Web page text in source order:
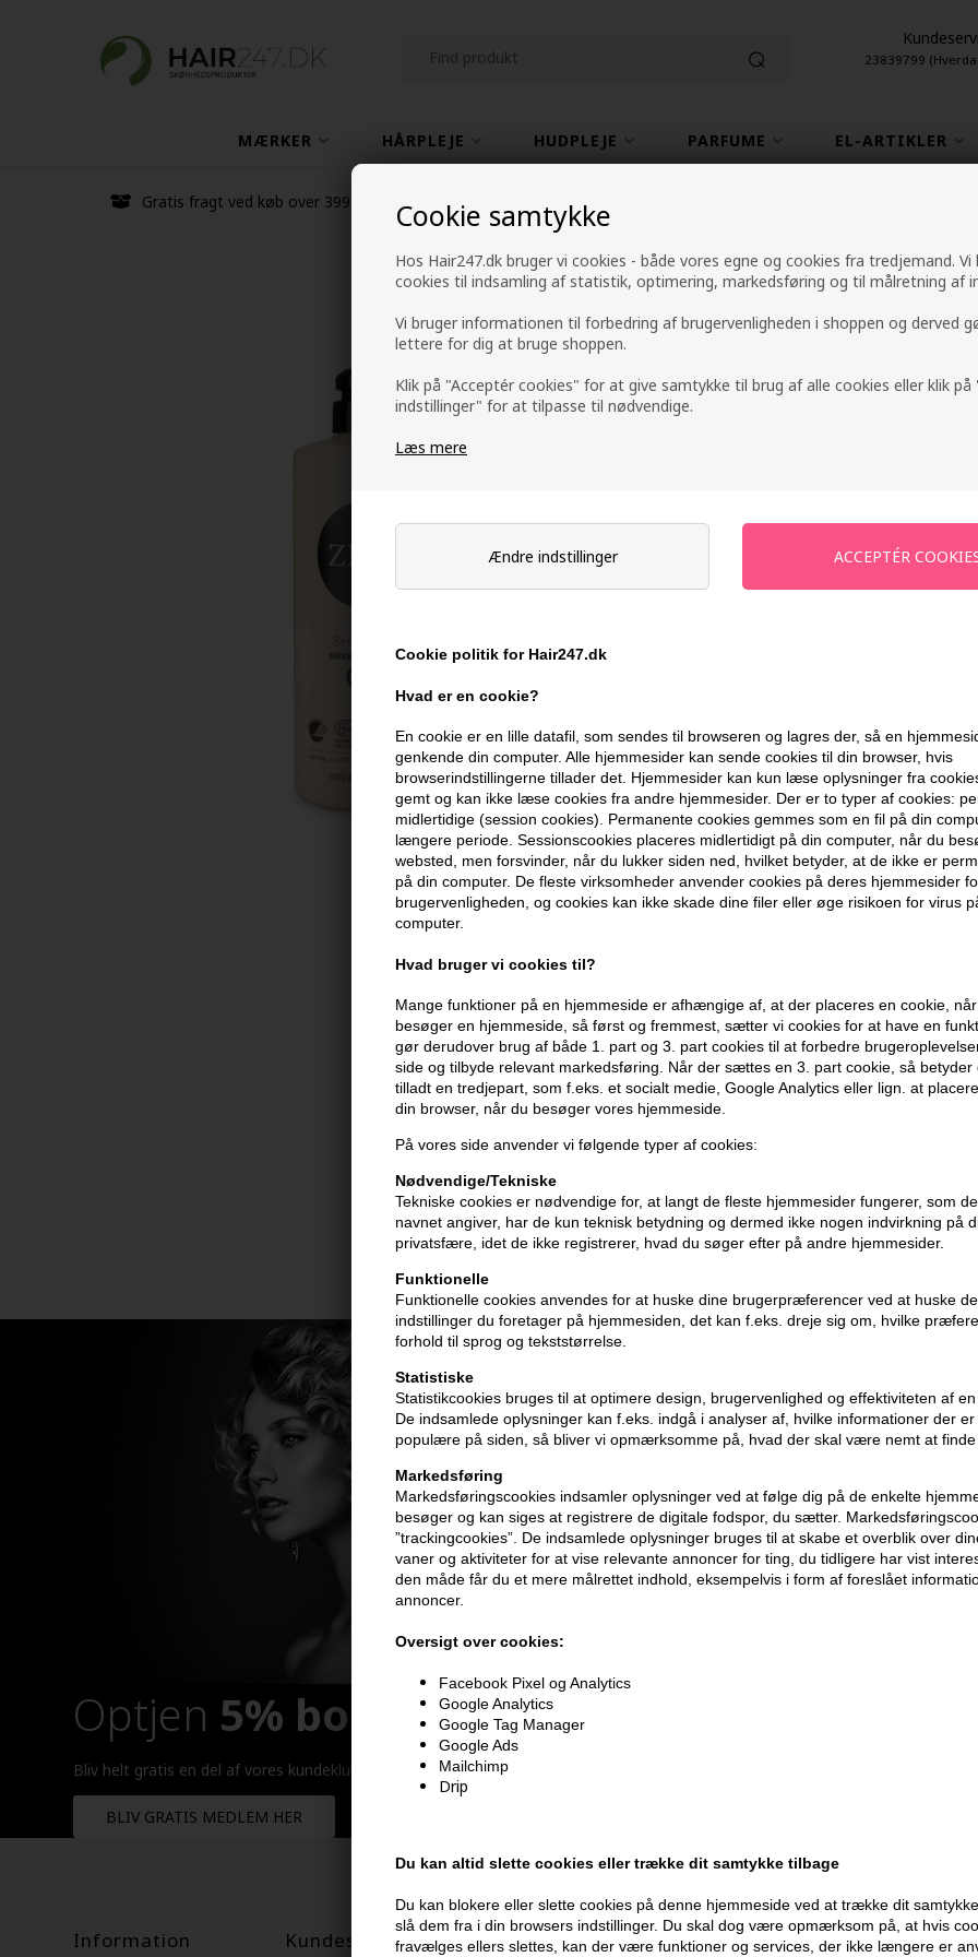
Cookie samtykke
Hos Hair247.dk bruger vi cookies - både vores egne og cookies fra tredjemand. Vi
cookies til indsamling af statistik, optimering, markedsføring og til målretning af
Vi bruger informationen til forbedring af brugervenligheden i shoppen og derved
lettere for dig at bruge shoppen.
Klik på "Acceptér cookies" for at give samtykke til brug af alle cookies eller klik
indstillinger" for at tilpasse til nødvendige.
Læs mere
Ændre indstillinger
Cookie politik for Hair247.dk
Hvad er en cookie?
En cookie er en lille datafil, som sendes til browseren og lagres der, så en
genkende din computer. Alle hjemmesider kan sende cookies til din browser, hvis
browserindstillingerne tillader det. Hjemmesider kan kun læse oplysninger fra
gemt og kan ikke læse cookies fra andre hjemmesider. Der er to typer af cookies:
midlertidige (session cookies). Permanente cookies gemmes som en fil på din
længere periode. Sessionscookies placeres midlertidigt på din computer, når du
websted, men forsvinder, når du lukker siden ned, hvilket betyder, at de ikke er
på din computer. De fleste virksomheder anvender cookies på deres hjemmesider
brugervenligheden, og cookies kan ikke skade dine filer eller øge risikoen for virus
computer.
Hvad bruger vi cookies til?
Mange funktioner på en hjemmeside er afhængige af, at der placeres en cookie,
besøger en hjemmeside, så først og fremmest, sætter vi cookies for at have en
gør derudover brug af både 1. part og 3. part cookies til at forbedre
side og tilbyde relevant markedsføring. Når der sættes en 3. part cookie, så betyder
tilladt en tredjepart, som f.eks. et socialt medie, Google Analytics eller lign. at
din browser, når du besøger vores hjemmeside.
På vores side anvender vi følgende typer af cookies:
Nødvendige/Tekniske
Tekniske cookies er nødvendige for, at langt de fleste hjemmesider fungerer, som
navnet angiver, har de kun teknisk betydning og dermed ikke nogen indvirkning på
privatsfære, idet de ikke registrerer, hvad du søger efter på andre hjemmesider.
Funktionelle
Funktionelle cookies anvendes for at huske dine brugerpræferencer ved at huske
indstillinger du foretager på hjemmesiden, det kan f.eks. dreje sig om, hvilke
forhold til sprog og tekststørrelse.
Statistiske
Statistikcookies bruges til at optimere design, brugervenlighed og effektiviteten af
De indsamlede oplysninger kan f.eks. indgå i analyser af, hvilke informationer der
populære på siden, så bliver vi opmærksomme på, hvad der skal være nemt at finde
Markedsføring
Markedsføringscookies indsamler oplysninger ved at følge dig på de enkelte
besøger og kan siges at registrere de digitale fodspor, du sætter.
”trackingcookies”. De indsamlede oplysninger bruges til at skabe et overblik over
vaner og aktiviteter for at vise relevante annoncer for ting, du tidligere har vist
den måde får du et mere målrettet indhold, eksempelvis i form af foreslået
annoncer.
Oversigt over cookies:
Facebook Pixel og Analytics
Google Analytics
Google Tag Manager
Google Ads
Mailchimp
Drip
Du kan altid slette cookies eller trække dit samtykke tilbage
Du kan blokere eller slette cookies på denne hjemmeside ved at trække dit
slå dem fra i din browsers indstillinger. Du skal dog være opmærksom på, at hvis
fravælges ellers slettes, kan der være funktioner og services, der ikke længere er
23839799
MÆRKER HÅRPLEJE HUDPLEJE PARFUME EL-ARTIKLER
Gratis fragt ved køb over 399 kr 1-2 hverdage leveringstid
Zenz Sweet
Normalpris: 745,00
+
På lager
BESKRIVELSE ANMELDELSER
Zenz Sweet Sense Shampoo NO.04 i
brug. Med et indhold af blandt andet
Egenskaber
- frisk mandarin duft
- uden parabener
Sådan bruger du Zenz
- påfør i vådt hår
- massér godt ind
Størrelse: 1000ml
Optjen 5% bonuskronerpå hele din ordre
Bliv helt gratis en del af vores kundeklub og optjen rabatter når du handler
BLIV GRATIS MEDLEM HER
Information Kundeservice Modtag tilbud mm